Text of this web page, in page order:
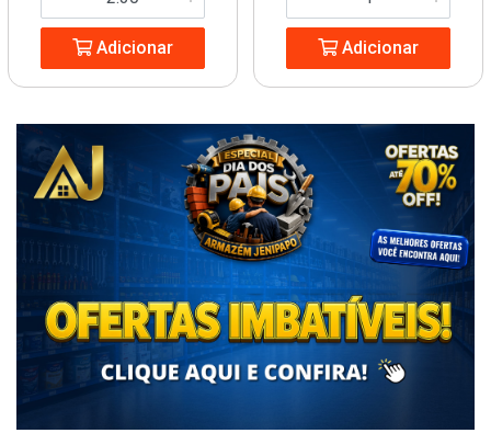
Adicionar Adicionar